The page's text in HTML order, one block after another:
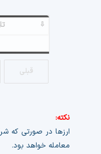
قبلی
نکته:
ارزها در صورتی که